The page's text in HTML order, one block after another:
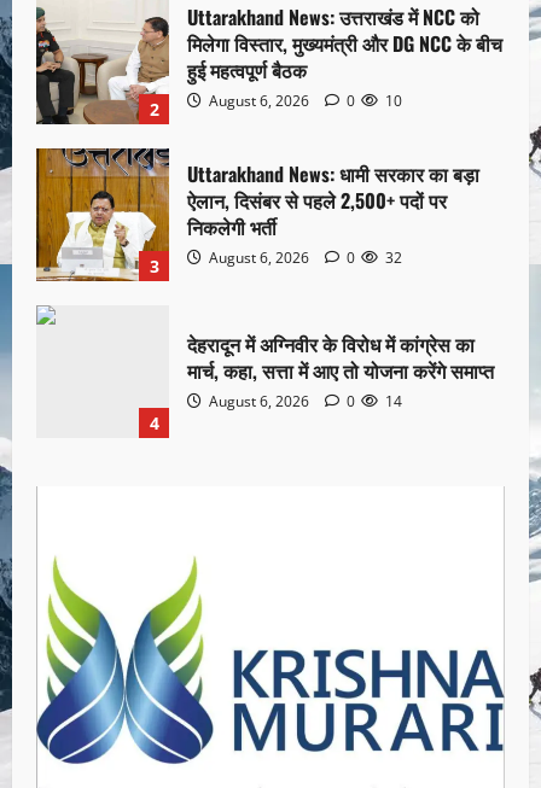
2
Uttarakhand News: उत्तराखंड में NCC को
मिलेगा विस्तार, मुख्यमंत्री और DG NCC के बीच
हुई महत्वपूर्ण बैठक
August 6, 2026 0 10
3
Uttarakhand News: धामी सरकार का बड़ा
ऐलान, दिसंबर से पहले 2,500+ पदों पर
निकलेगी भर्ती
August 6, 2026 0 32
4
देहरादून में अग्निवीर के विरोध में कांग्रेस का
मार्च, कहा, सत्ता में आए तो योजना करेंगे समाप्त
August 6, 2026 0 14